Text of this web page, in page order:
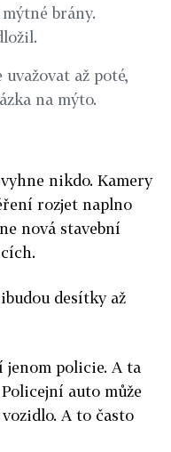
brány.
až poté,
na mýto.
nikdo. Kamery
rozjet naplno
nová stavební
desítky až
policie. A ta
auto může
A to často